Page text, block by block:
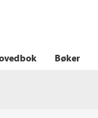
Bøker